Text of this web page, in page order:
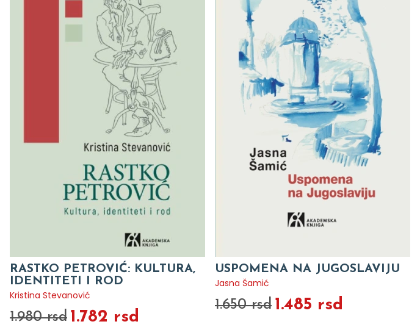
RASTKO PETROVIĆ: KULTURA,
IDENTITETI I ROD
Kristina Stevanović
1.980 rsd 1.782 rsd
USPOMENA NA JUGOSLAVIJU
Jasna Šamić
1.650 rsd 1.485 rsd